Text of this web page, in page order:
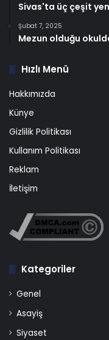
Sivas'ta üç çeşit
Şubat 7, 2025
Mezun olduğu
Hızlı Menü
Hakkımızda
Künye
Gizlilik Politikası
Kullanım Politikası
Reklam
İletişim
Kategoriler
Genel
Asayiş
Siyaset